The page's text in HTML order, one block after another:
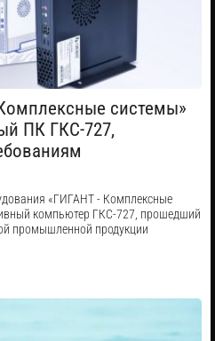
системы»
ПК ГКС-727,
«ГИГАНТ - Комплексные
компьютер ГКС-727, прошедший
промышленной продукции